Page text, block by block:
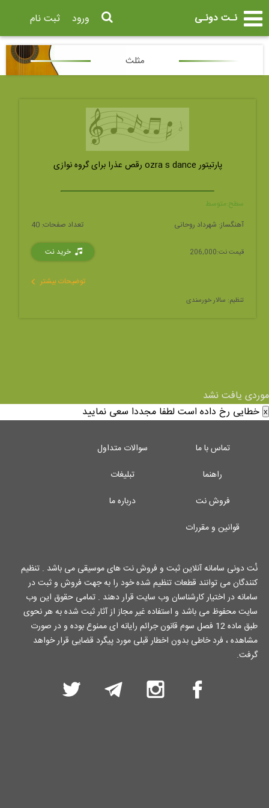
نـت دونـی ثبت نام ورود
مثلث
پارتیتور ozra s dance رقص عذرا برای گروه نوازی
سطح:متوسط
تعداد صفحات: 40 آهنگساز: شهرداد روحانی
قیمت نت:206,000
تنظیم: سالار خورسندی
خرید نت
توضیحات بیشتر
موردی یافت نشد
x خطایی رخ داده است لطفا مجددا سعی نمایید
تماس با ما
سوالات متداول
راهنما
تبلیغات
فروش نت
درباره ما
قوانین و مقررات
نُت دونی سامانه آنلاین ثبت و فروش نت های موسیقی می باشد . تنظیم
کنندگان می توانند قطعات تنظیم شده خود را به جهت فروش و ثبت در
سامانه در اختیار کارشناسان وب سایت قرار دهند . تمامی حقوق این وب
سایت محفوظ می باشد و استفاده غیر مجاز از آثار ثبت شده به هر نحوی
طبق ماده 12 فصل سوم قانون جرائم رایانه ای ممنوع بوده و در صورت
مشاهده ، فرد خاطی بدون اخطار قبلی مورد پیگرد قضایی قرار خواهد
گرفت.